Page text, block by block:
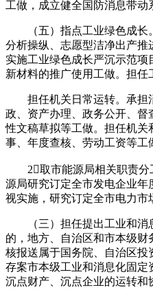
工做，成立健全国防消息带动
（五）指点工业绿色成长
分析操纵、志愿型洁净出产
实施工业绿色成长严沉示范项
新材料的推广使用工做。担任
担任机关日常运转。承担
政、资产办理、政务公开、
性文稿草拟等工做。担任机关
事、年度查核、劳动工资等工
2取市能源局相关职责分
源局研究订定全市发电企业
视实施，研究订定全市电力市
（三）担任提出工业和消
的，地方、自治区和市本级
核报送属于国务院、自治区投
存案市本级工业和消息化固定
沉点财产、沉点企业的运转和